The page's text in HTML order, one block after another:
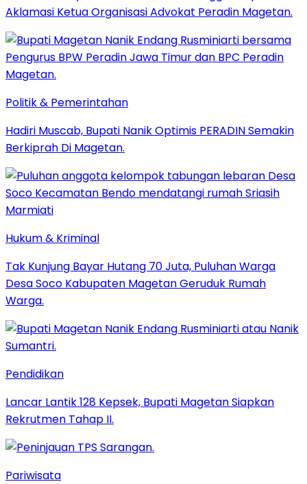
Aklamasi Ketua Organisasi Advokat Peradin Magetan.
Politik & Pemerintahan
Hadiri Muscab, Bupati Nanik Optimis PERADIN Semakin
Berkiprah Di Magetan.
Hukum & Kriminal
Tak Kunjung Bayar Hutang 70 Juta, Puluhan Warga
Desa Soco Kabupaten Magetan Geruduk Rumah
Warga.
Pendidikan
Lancar Lantik 128 Kepsek, Bupati Magetan Siapkan
Rekrutmen Tahap II.
Pariwisata